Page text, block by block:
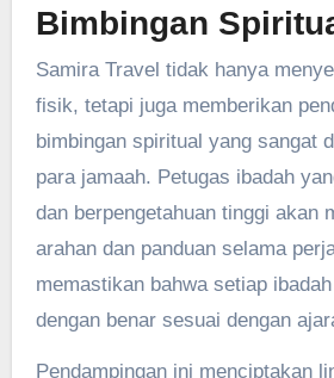
Bimbingan
Samira Travel tidak hanya
fisik, tetapi juga memberikan
bimbingan spiritual yang sangat
para jamaah. Petugas ibadah
dan berpengetahuan tinggi akan
arahan dan panduan selama
memastikan bahwa setiap
dengan benar sesuai dengan
Pendampingan ini menciptakan